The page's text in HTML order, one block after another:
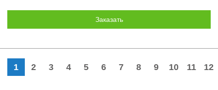
1 2 3 4 5 6 7 8 9 10 11 12